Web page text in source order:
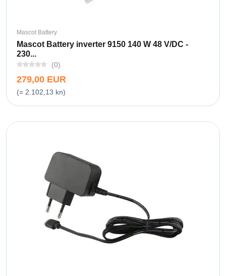
Mascot Battery
Mascot Battery inverter 9150 140 W 48 V/DC -
230...
(0)
279,00 EUR
(= 2.102,13 kn)